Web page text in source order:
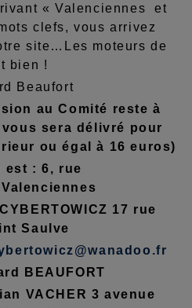
« Valenciennes et
clefs, vous arrivez
site…Les moteurs de
bien !
Beaufort
au Comité reste à
sera délivré pour
ou égal à 16 euros)
est : 6, rue
17 rue
Saulve
BEAUFORT
VACHER 3 avenue